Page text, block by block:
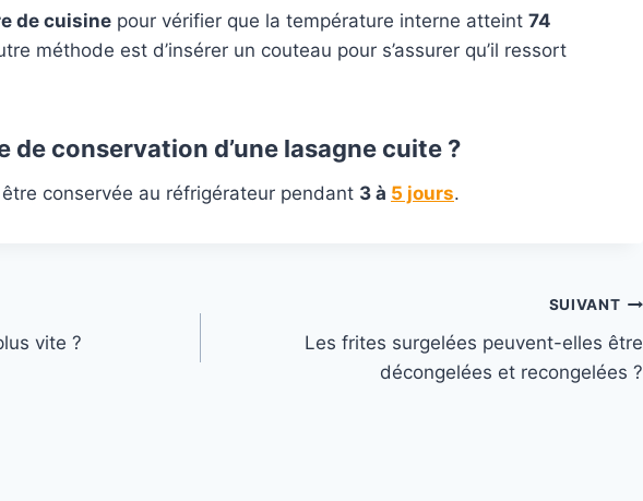
de cuisine pour vérifier que la température interne atteint 74
méthode est d’insérer un couteau pour s’assurer qu’il ressort
de conservation d’une lasagne cuite ?
conservée au réfrigérateur pendant 3 à 5 jours.
vite ?
SUIVANT
Les frites surgelées peuvent-elles être
décongelées et recongelées ?